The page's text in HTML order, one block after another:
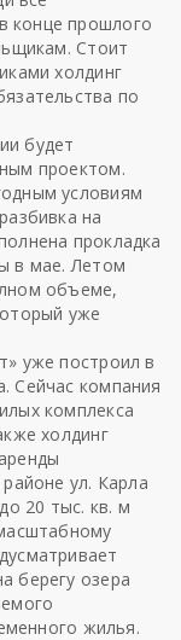
конце прошлого
Стоит
холдинг
по
будет
проектом.
условиям
на
прокладка
в мае. Летом
объеме,
уже
уже построил в
Сейчас компания
комплекса
холдинг
ул. Карла
20 тыс. кв. м
берегу озера
жилья.